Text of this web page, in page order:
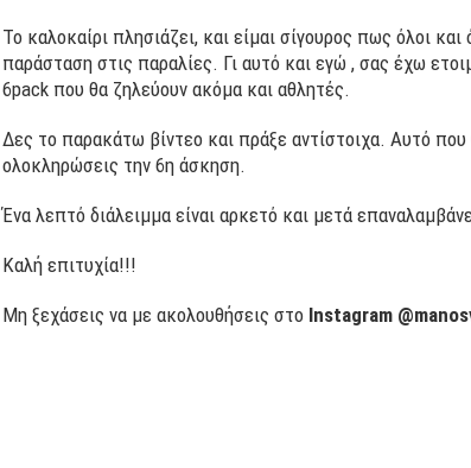
Το καλοκαίρι πλησιάζει, και είμαι σίγουρος πως όλοι
παράσταση στις παραλίες. Γι αυτό και εγώ , σας έχω
6pack που θα ζηλεύουν ακόμα και αθλητές.
Δες το παρακάτω βίντεο και πράξε αντίστοιχα. Αυτό
ολοκληρώσεις την 6η άσκηση.
Ένα λεπτό διάλειμμα είναι αρκετό και μετά
Καλή επιτυχία!!!
Μη ξεχάσεις να με ακολουθήσεις στο Instagram